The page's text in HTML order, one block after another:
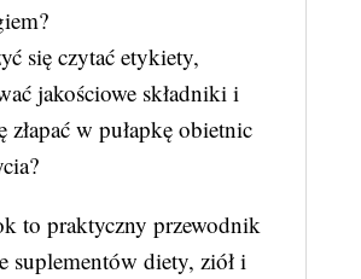
się czytać etykiety,
jakościowe składniki i
złapać w pułapkę obietnic
to praktyczny przewodnik
suplementów diety, ziół i